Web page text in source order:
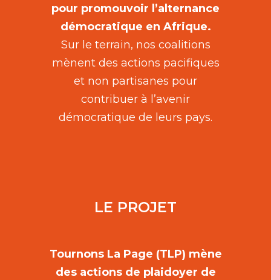
pour promouvoir l’alternance
démocratique en Afrique.
Sur le terrain, nos coalitions
mènent des actions pacifiques
et non partisanes pour
contribuer à l’avenir
démocratique de leurs pays.
LE PROJET
Tournons La Page (TLP) mène
des actions de plaidoyer de